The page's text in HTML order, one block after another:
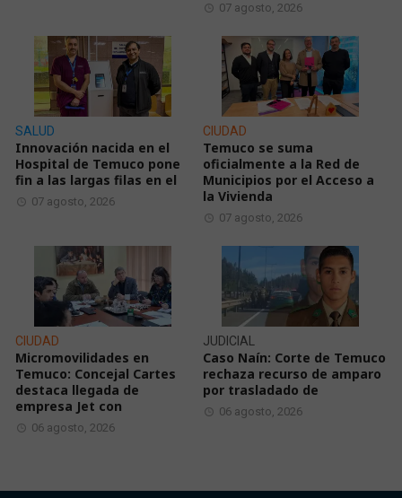
07 agosto, 2026
SALUD
Innovación nacida en el
Hospital de Temuco pone
fin a las largas filas en el
07 agosto, 2026
CIUDAD
Temuco se suma
oficialmente a la Red de
Municipios por el Acceso a
la Vivienda
07 agosto, 2026
CIUDAD
Micromovilidades en
Temuco: Concejal Cartes
destaca llegada de
empresa Jet con
06 agosto, 2026
JUDICIAL
Caso Naín: Corte de Temuco
rechaza recurso de amparo
por trasladado de
06 agosto, 2026